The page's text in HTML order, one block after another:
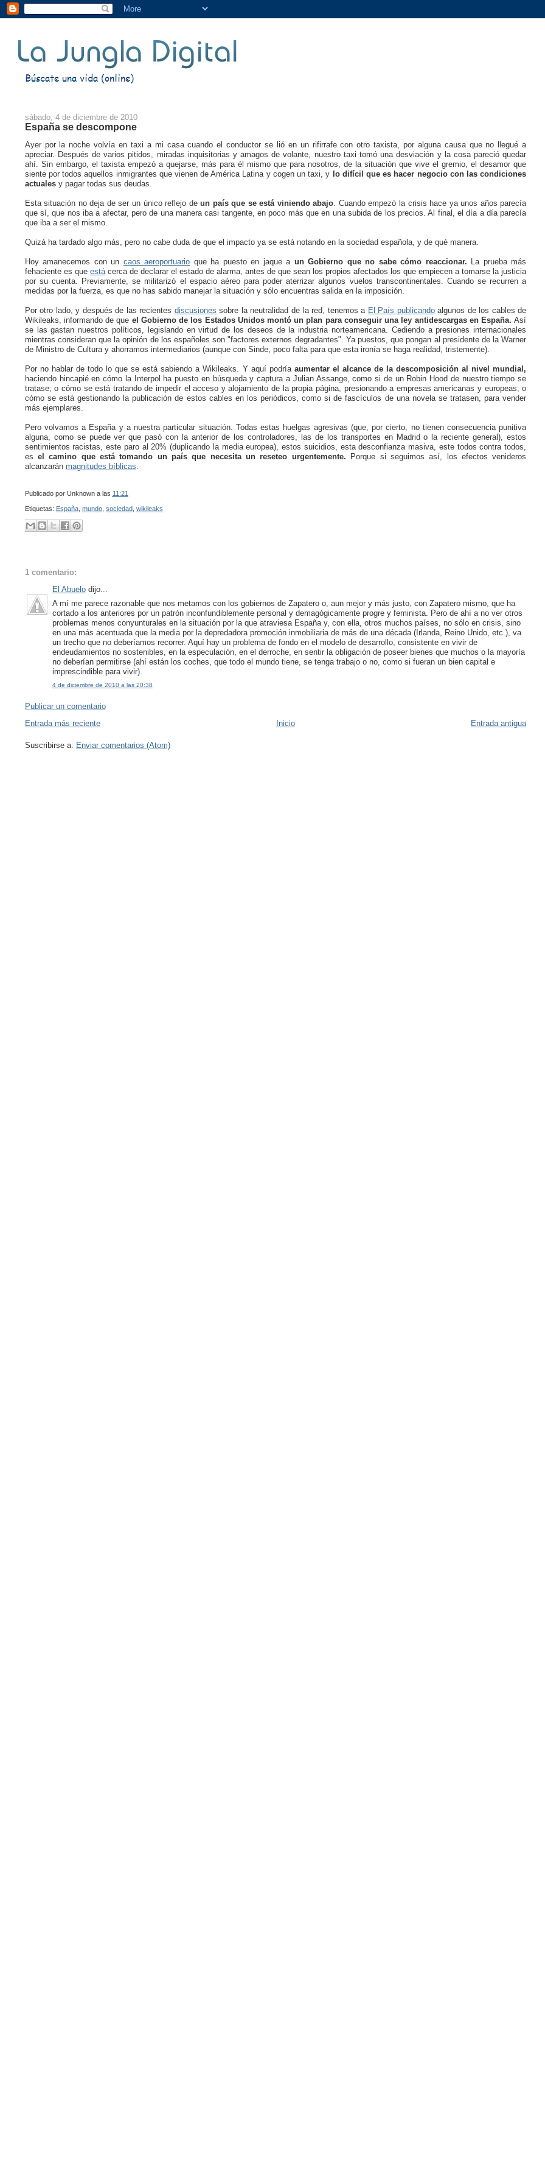
sábado, 4 de diciembre de 2010
España se descompone
Ayer por la noche volvía en taxi a mi casa cuando el conductor se lió en un rifirrafe con otro taxista, por alguna causa que no llegué a
apreciar. Después de varios pitidos, miradas inquisitorias y amagos de volante, nuestro taxi tomó una desviación y la cosa pareció quedar
ahí. Sin embargo, el taxista empezó a quejarse, más para él mismo que para nosotros, de la situación que vive el gremio, el desamor que
siente por todos aquellos inmigrantes que vienen de América Latina y cogen un taxi, y lo difícil que es hacer negocio con las condiciones
actuales y pagar todas sus deudas.
Esta situación no deja de ser un único reflejo deun país que se está viniendo abajo . Cuando empezó la crisis hace ya unos años parecía
que sí, que nos iba a afectar, pero de una manera casi tangente, en poco más que en una subida de los precios. Al final, el día a día parecía
que iba a ser el mismo.
Quizá ha tardado algo más, pero no cabe duda de que el impacto ya se está notando en la sociedad española, y de qué manera.
Hoy amanecemos con un caos aeroportuario que ha puesto en jaque a un Gobierno que no sabe cómo reaccionar. La prueba más
fehaciente es que estácerca de declarar el estado de alarma, antes de que sean los propios afectados los que empiecen a tomarse la justicia
por su cuenta. Previamente, se militarizó el espacio aéreo para poder aterrizar algunos vuelos transcontinentales. Cuando se recurren a
medidas por la fuerza, es que no has sabido manejar la situación y sólo encuentras salida en la imposición.
Por otro lado, y después de las recientes discusiones sobre la neutralidad de la red, tenemos a El País publicandoalgunos de los cables de
Wikileaks, informando de que el Gobierno de los Estados Unidos montó un plan para conseguir una ley antidescargas en España.Así
se las gastan nuestros políticos, legislando en virtud de los deseos de la industria norteamericana. Cediendo a presiones internacionales
mientras consideran que la opinión de los españoles son "factores externos degradantes". Ya puestos, que pongan al presidente de la Warner
de Ministro de Cultura y ahorramos intermediarios (aunque con Sinde, poco falta para que esta ironía se haga realidad, tristemente).
Por no hablar de todo lo que se está sabiendo a Wikileaks. Y aquí podríaaumentar el alcance de la descomposición al nivel mundial,
haciendo hincapié en cómo la Interpol ha puesto en búsqueda y captura a Julian Assange, como si de un Robin Hood de nuestro tiempo se
tratase; o cómo se está tratando de impedir el acceso y alojamiento de la propia página, presionando a empresas americanas y europeas; o
cómo se está gestionando la publicación de estos cables en los periódicos, como si de fascículos de una novela se tratasen, para vender
más ejemplares.
Pero volvamos a España y a nuestra particular situación. Todas estas huelgas agresivas (que, por cierto, no tienen consecuencia punitiva
alguna, como se puede ver que pasó con la anterior de los controladores, las de los transportes en Madrid o la reciente general), estos
sentimientos racistas, este paro al 20% (duplicando la media europea), estos suicidios, esta desconfianza masiva, este todos contra todos,
esel camino que está tomando un país que necesita un reseteo urgentemente. Porque si seguimos así, los efectos venideros
alcanzarán magnitudes bíblicas
Publicado por Unknown a las 11:21
Etiquetas: España, mundo, sociedad, wikileaks
1 comentario:
El Abuelodijo...
A mí me parece razonable que nos metamos con los gobiernos de Zapatero o, aun mejor y más justo, con Zapatero mismo, que ha
cortado a los anteriores por un patrón inconfundiblemente personal y demagógicamente progre y feminista. Pero de ahí a no ver otros
problemas menos conyunturales en la situación por la que atraviesa España y, con ella, otros muchos países, no sólo en crisis, sino
en una más acentuada que la media por la depredadora promoción inmobiliaria de más de una década (Irlanda, Reino Unido, etc.), va
un trecho que no deberíamos recorrer. Aquí hay un problema de fondo en el modelo de desarrollo, consistente en vivir de
endeudamientos no sostenibles, en la especulación, en el derroche, en sentir la obligación de poseer bienes que muchos o la mayoría
no deberían permitirse (ahí están los coches, que todo el mundo tiene, se tenga trabajo o no, como si fueran un bien capital e
imprescindible para vivir).
4 de diciembre de 2010 a las 20:38
Publicar un comentario
Entrada más reciente
Entrada antigua
Inicio
Suscribirse a: Enviar comentarios (Atom)